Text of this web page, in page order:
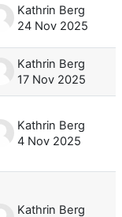
Kathrin Berg
24 Nov 2025
Kathrin Berg
17 Nov 2025
Kathrin Berg
4 Nov 2025
Kathrin Berg